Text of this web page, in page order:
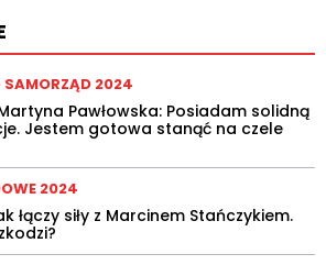
2024
Martyna Pawłowska: Posiadam solidną
Jestem gotowa stanąć na czele
2024
łączy siły z Marcinem Stańczykiem.